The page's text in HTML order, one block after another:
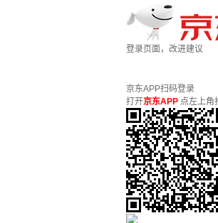
登录页面，改进建议
京东APP扫码登录
打开京东APP 点左上角